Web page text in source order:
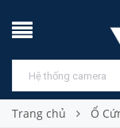
Trang chủ Ổ